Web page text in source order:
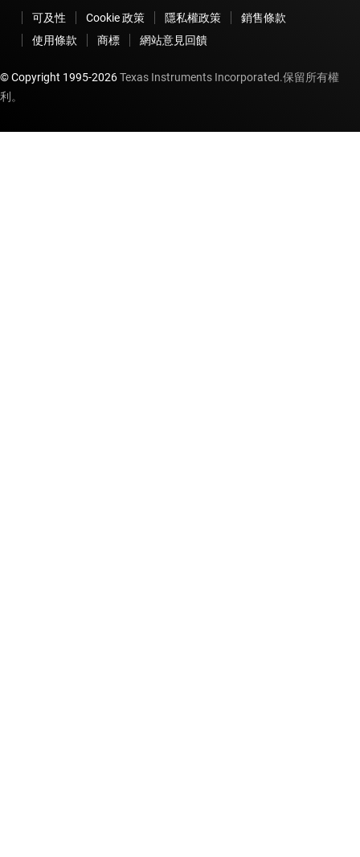
可及性 Cookie 政策 隱私權政策
銷售條款
使用條款
商標 網站意見回饋
© Copyright 1995-2026Texas Instruments Incorporated.保留所有權
利。